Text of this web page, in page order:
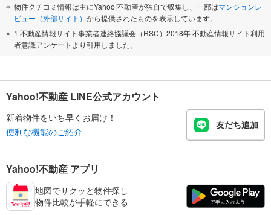
物件クチコミ情報は主にYahoo!不動産が独自で収集し、一部はマンションレ
ビュー（外部サイト） から提供されたものを表示しています。
1 不動産情報サイト事業者連絡協議会（RSC）2018年 不動産情報サイト利用
者意識アンケートより引用しました。
Yahoo!不動産 LINE公式アカウント
新着物件をいち早くお届け！
便利な機能のご紹介
友だち追加
Yahoo!不動産 アプリ
地図でサクッと物件探し
物件比較が手軽にできる